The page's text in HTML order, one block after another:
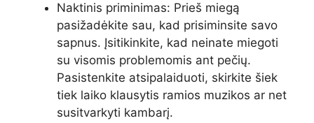
Naktinis priminimas: Prieš miegą
pasižadėkite sau, kad prisiminsite savo
sapnus. Įsitikinkite, kad neinate miegoti
su visomis problemomis ant pečių.
Pasistenkite atsipalaiduoti, skirkite šiek
tiek laiko klausytis ramios muzikos ar net
susitvarkyti kambarį.